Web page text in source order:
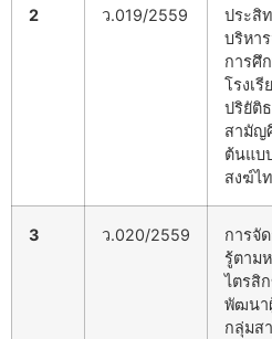
2 ว.019/2559
ประสิ
บริหา
การศึ
โรงเรี
ปริยัติ
สามัญ
ต้นแบ
สงฆ์ไ
3 ว.020/2559
การจั
รู้ตาม
ไตรสิ
พัฒนา
กลุ่มส